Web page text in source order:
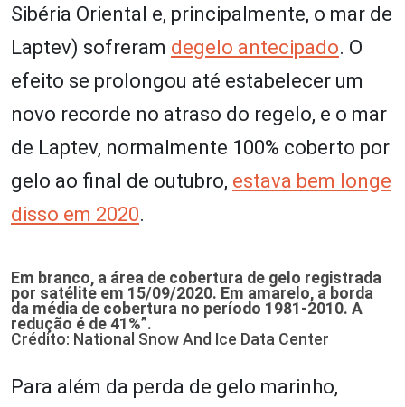
Sibéria Oriental e, principalmente, o mar de
Laptev) sofreram degelo antecipado. O
efeito se prolongou até estabelecer um
novo recorde no atraso do regelo, e o mar
de Laptev, normalmente 100% coberto por
gelo ao final de outubro, estava bem longe
disso em 2020.
Em branco, a área de cobertura de gelo registrada
por satélite em 15/09/2020. Em amarelo, a borda
da média de cobertura no período 1981-2010. A
redução é de 41%”.
Crédito: National Snow And Ice Data Center
Para além da perda de gelo marinho,